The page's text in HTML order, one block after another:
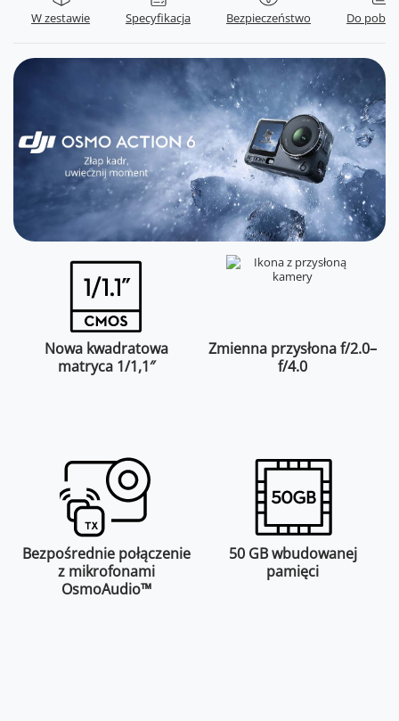
W zestawie Specyfikacja Bezpieczeństwo Do
Nowa kwadratowa
matryca 1/1,1″
Zmienna przysłona f/2.0–
f/4.0
Bezpośrednie połączenie
z mikrofonami
OsmoAudio™
50 GB wbudowanej
pamięci